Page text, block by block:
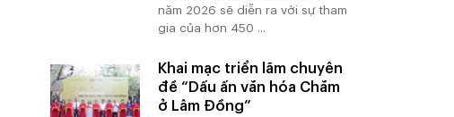
năm 2026 sẽ diễn ra với sự tham
gia của hơn 450 ...
Khai mạc triển lãm chuyên
đề “Dấu ấn văn hóa Chăm
ở Lâm Đồng”